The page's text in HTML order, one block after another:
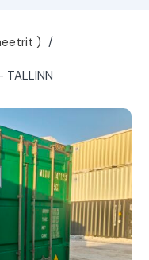
) /
TALLINN